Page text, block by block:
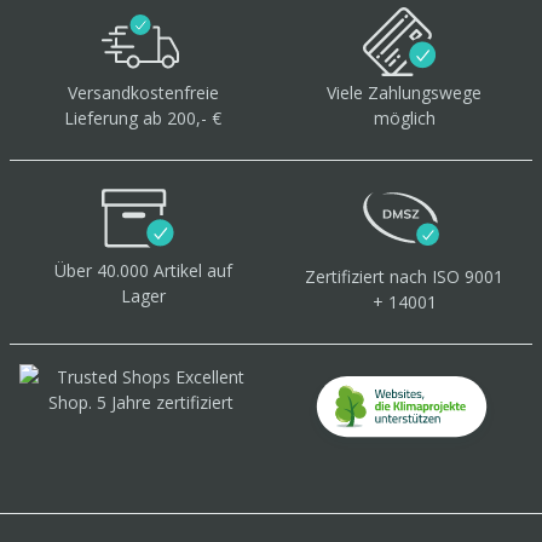
Versandkostenfreie
Lieferung ab 200,- €
Viele Zahlungswege
möglich
Über 40.000 Artikel auf
Lager
Zertifiziert nach ISO 9001
+ 14001